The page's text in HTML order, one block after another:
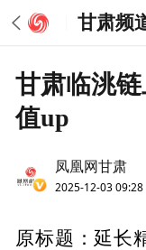
甘肃频
甘肃临洮
值up
凤凰网甘肃
2025-12-03 09:28
原标题：延长